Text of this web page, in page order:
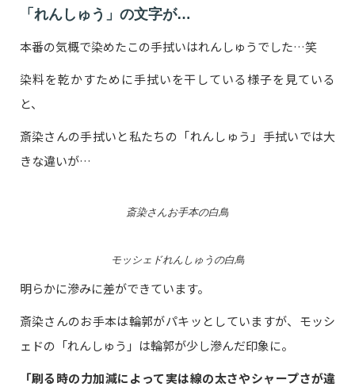
「れんしゅう」の文字が…
本番の気概で染めたこの手拭いはれんしゅうでした…笑
染料を乾かすために手拭いを干している様子を見ている
と、
斎染さんの手拭いと私たちの「れんしゅう」手拭いでは大
きな違いが…
斎染さんお手本の白鳥
モッシェドれんしゅうの白鳥
明らかに滲みに差ができています。
斎染さんのお手本は輪郭がパキッとしていますが、モッシ
ェドの「れんしゅう」は輪郭が少し滲んだ印象に。
「刷る時の力加減によって実は線の太さやシャープさが違